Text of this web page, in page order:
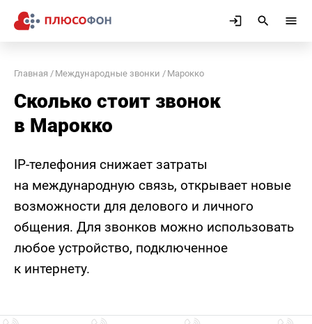
Главная Международные звонки Марокко
Сколько стоит звонок
в Марокко
IP-телефония снижает затраты
на международную связь, открывает новые
возможности для делового и личного
общения. Для звонков можно использовать
любое устройство, подключенное
к интернету.